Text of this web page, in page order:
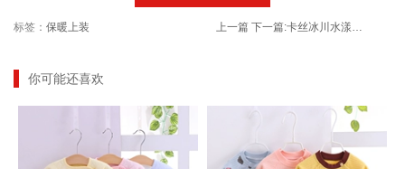
标签： 保暖上装 上一篇 下一篇: 卡丝冰川水漾保湿喷雾120ml
你可能还喜欢